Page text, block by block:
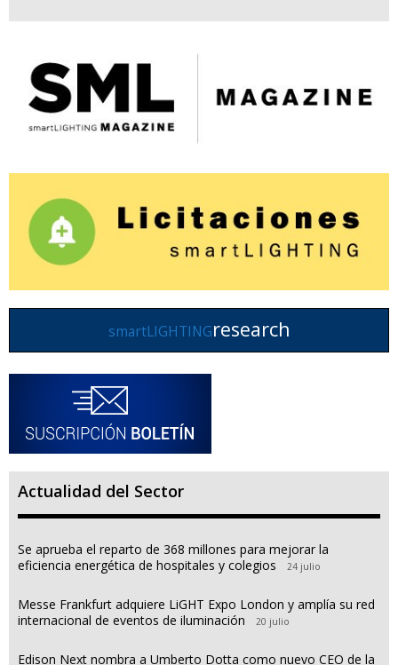
smartLIGHTINGresearch
Actualidad del Sector
Se aprueba el reparto de 368 millones para mejorar la
eficiencia energética de hospitales y colegios
24 julio
Messe Frankfurt adquiere LiGHT Expo London y amplía su red
internacional de eventos de iluminación
20 julio
Edison Next nombra a Umberto Dotta como nuevo CEO de la